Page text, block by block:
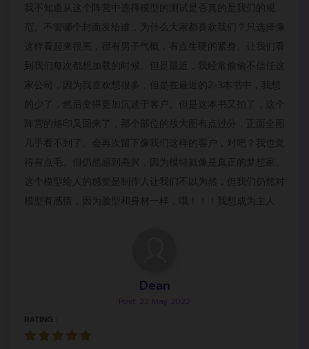
我不知道从这个阵营中选择模型的测试是否真的是我们的规
范。不管哪个封面发给谁，为什么大家都喜欢我们？只选择像
这样看起来很黑，很有男子气概，有点生硬的紧身。让我们看
到我们每次都想加载的时候。但是最近，我经常偷偷不信任这
家公司，因为我喜欢想很多，但是在最近的2-3本书中，我想
的少了，然后变得更加沉迷于客户。但是这本书又拍了，这个
阵营的烙印又回来了，那个部位的放大图有点过分，正面全图
几乎看不到了。会再次留下像我们这样的客户，对吧？我也觉
得有点毛。但仍然感到高兴，因为模特就像是真正的梦想家。
这个模型给人的感觉是制作人让我们不以为然，但我们仍然对
模型有感情，因为脸型和身材一样，哦！！！我想成为主人
Dean
RATING :